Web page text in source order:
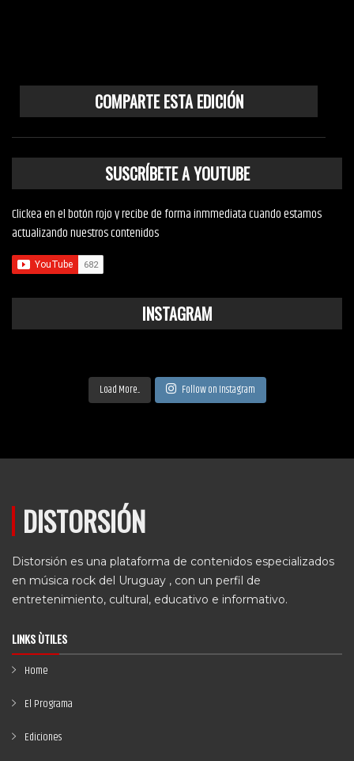
COMPARTE ESTA EDICIÓN
SUSCRÍBETE A YOUTUBE
Clickea en el botón rojo y recibe de forma inmmediata cuando estamos
actualizando nuestros contenidos
INSTAGRAM
Load More... Follow on Instagram
DISTORSIÓN
Distorsión es una plataforma de contenidos especializados
en música rock del Uruguay , con un perfil de
entretenimiento, cultural, educativo e informativo.
LINKS ÙTILES
Home
El Programa
Ediciones